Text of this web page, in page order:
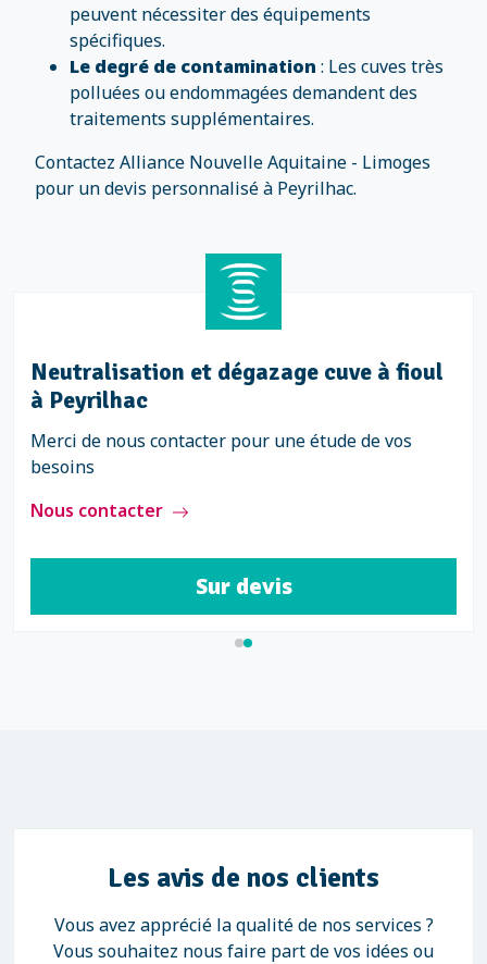
peuvent nécessiter des équipements
spécifiques.
Le degré de contamination : Les cuves très
polluées ou endommagées demandent des
traitements supplémentaires.
Contactez Alliance Nouvelle Aquitaine - Limoges
pour un devis personnalisé à Peyrilhac.
Neutralisation et dégazage cuve à fioul
à Peyrilhac
Merci de nous contacter pour une étude de vos
besoins
Nous contacter
Sur devis
Les avis de nos clients
Vous avez apprécié la qualité de nos services ?
Vous souhaitez nous faire part de vos idées ou